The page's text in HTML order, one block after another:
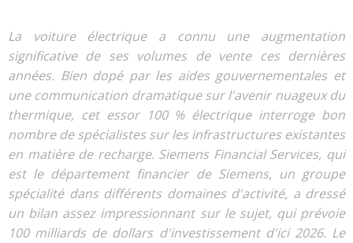
La voiture électrique a connu une augmentation
significative de ses volumes de vente ces dernières
années. Bien dopé par les aides gouvernementales et
une communication dramatique sur l'avenir nuageux du
thermique, cet essor 100 % électrique interroge bon
nombre de spécialistes sur les infrastructures existantes
en matière de recharge. Siemens Financial Services, qui
est le département financier de Siemens, un groupe
spécialité dans différents domaines d'activité, a dressé
un bilan assez impressionnant sur le sujet, qui prévoie
100 milliards de dollars d'investissement d'ici 2026. Le